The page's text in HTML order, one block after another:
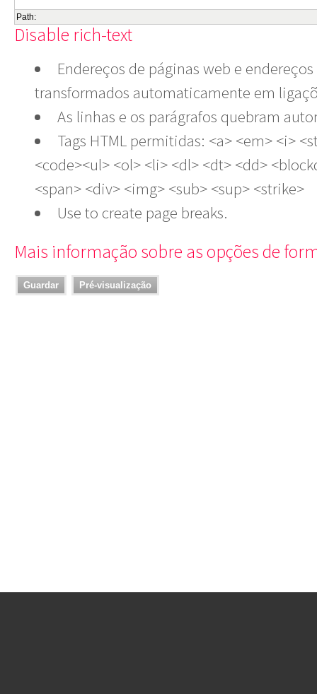
Path:
Disable rich-text
Endereços de páginas web e
transformados automaticamente em
As linhas e os parágrafos quebram
Tags HTML permitidas: <a> <em> <i>
<code><ul> <ol> <li> <dl> <dt> <dd>
<span> <div> <img> <sub> <sup> <strike>
Use to create page breaks.
Mais informação sobre as opções de